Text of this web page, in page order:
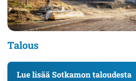
Talous
Lue lisää Sotkamon taloudesta